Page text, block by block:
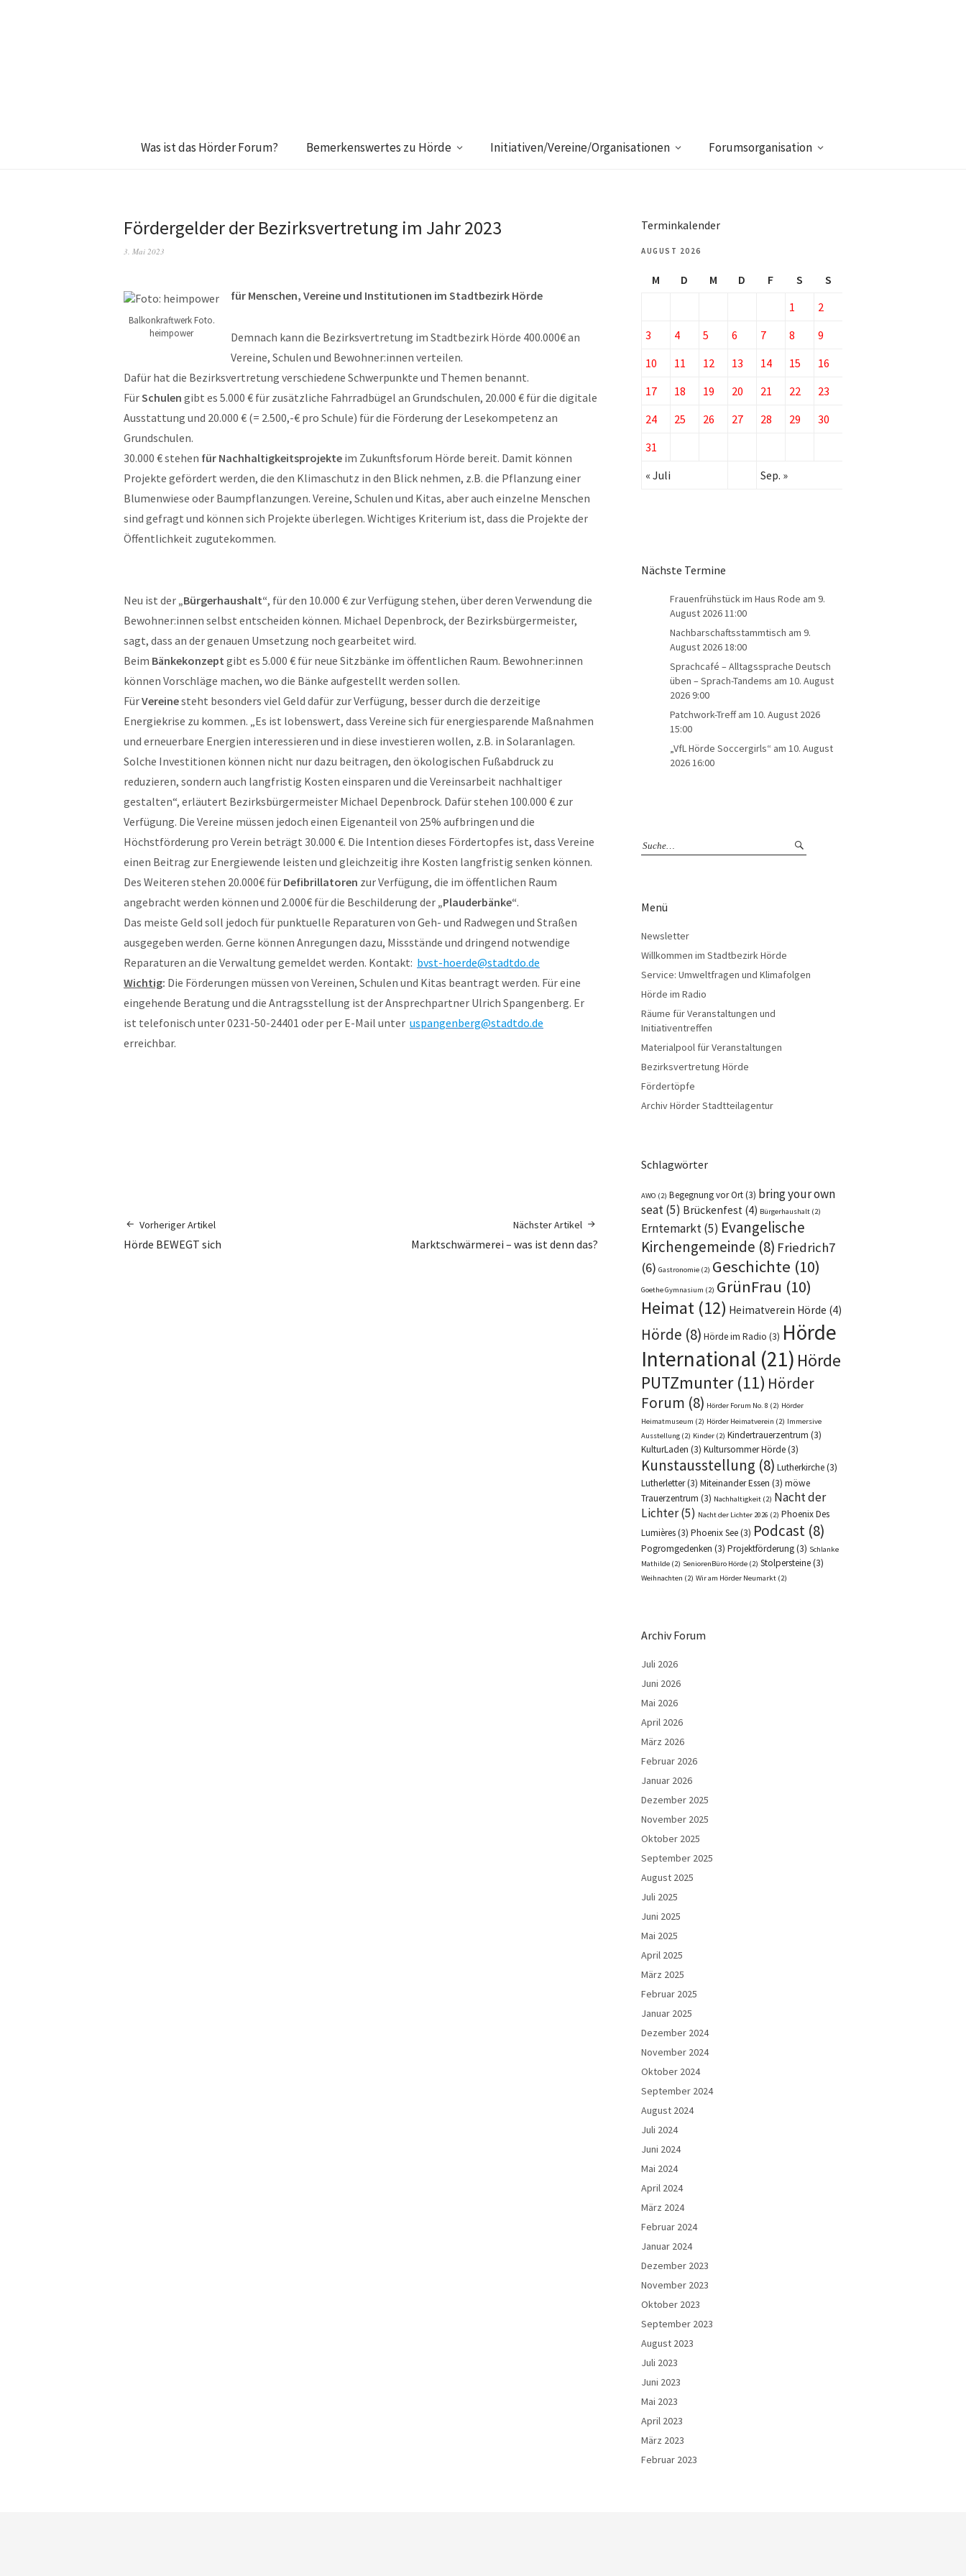
Was ist das Hörder Forum? Bemerkenswertes zu Hörde Initiativen/Vereine/Organisationen Forumsorganisation
Fördergelder der Bezirksvertretung im Jahr 2023
3. Mai 2023
Balkonkraftwerk Foto.
heimpower
für Menschen, Vereine und Institutionen im Stadtbezirk Hörde
Demnach kann die Bezirksvertretung im Stadtbezirk Hörde 400.000€ an
Vereine, Schulen und Bewohner:innen verteilen.
Dafür hat die Bezirksvertretung verschiedene Schwerpunkte und Themen benannt.
FürSchulen gibt es 5.000 € für zusätzliche Fahrradbügel an Grundschulen, 20.000 € für die digitale
Ausstattung und 20.000 € (= 2.500,-€ pro Schule) für die Förderung der Lesekompetenz an
Grundschulen.
30.000 € stehen für Nachhaltigkeitsprojekte im Zukunftsforum Hörde bereit. Damit können
Projekte gefördert werden, die den Klimaschutz in den Blick nehmen, z.B. die Pflanzung einer
Blumenwiese oder Baumpflanzungen. Vereine, Schulen und Kitas, aber auch einzelne Menschen
sind gefragt und können sich Projekte überlegen. Wichtiges Kriterium ist, dass die Projekte der
Öffentlichkeit zugutekommen.
Neu ist der „Bürgerhaushalt“, für den 10.000 € zur Verfügung stehen, über deren Verwendung die
Bewohner:innen selbst entscheiden können. Michael Depenbrock, der Bezirksbürgermeister,
sagt, dass an der genauen Umsetzung noch gearbeitet wird.
Beim Bänkekonzept gibt es 5.000 € für neue Sitzbänke im öffentlichen Raum. Bewohner:innen
können Vorschläge machen, wo die Bänke aufgestellt werden sollen.
FürVereinesteht besonders viel Geld dafür zur Verfügung, besser durch die derzeitige
Energiekrise zu kommen. „Es ist lobenswert, dass Vereine sich für energiesparende Maßnahmen
und erneuerbare Energien interessieren und in diese investieren wollen, z.B. in Solaranlagen.
Solche Investitionen können nicht nur dazu beitragen, den ökologischen Fußabdruck zu
reduzieren, sondern auch langfristig Kosten einsparen und die Vereinsarbeit nachhaltiger
gestalten“, erläutert Bezirksbürgermeister Michael Depenbrock. Dafür stehen 100.000 € zur
Verfügung. Die Vereine müssen jedoch einen Eigenanteil von 25% aufbringen und die
Höchstförderung pro Verein beträgt 30.000 €. Die Intention dieses Fördertopfes ist, dass Vereine
einen Beitrag zur Energiewende leisten und gleichzeitig ihre Kosten langfristig senken können.
Des Weiteren stehen 20.000€ für Defibrillatoren zur Verfügung, die im öffentlichen Raum
angebracht werden können und 2.000€ für die Beschilderung der „Plauderbänke“.
Das meiste Geld soll jedoch für punktuelle Reparaturen von Geh- und Radwegen und Straßen
ausgegeben werden. Gerne können Anregungen dazu, Missstände und dringend notwendige
Reparaturen an die Verwaltung gemeldet werden. Kontakt: bvst-hoerde@stadtdo.de
Wichtig: Die Förderungen müssen von Vereinen, Schulen und Kitas beantragt werden. Für eine
eingehende Beratung und die Antragsstellung ist der Ansprechpartner Ulrich Spangenberg. Er
ist telefonisch unter 0231-50-24401 oder per E-Mail unter uspangenberg@stadtdo.de
erreichbar.
Vorheriger Artikel
Hörde BEWEGT sich
Nächster Artikel
Marktschwärmerei – was ist denn das?
Terminkalender
AUGUST 2026
M D M D F S
S
1
2
3
4 5 6 7 8
9
10
11 12 13 14 15
16
17
18 19 20 21 22
23
24
25 26 27 28 29
30
31
« Juli
Sep. »
Nächste Termine
Frauenfrühstück im Haus Rode am 9.
August 2026 11:00
Nachbarschaftsstammtisch am 9.
August 2026 18:00
Sprachcafé – Alltagssprache Deutsch
üben – Sprach-Tandems am 10. August
2026 9:00
Patchwork-Treffam 10. August 2026
15:00
„VfL Hörde Soccergirls“ am 10. August
2026 16:00
Menü
Newsletter
Willkommen im Stadtbezirk Hörde
Service: Umweltfragen und Klimafolgen
Hörde im Radio
Räume für Veranstaltungen und
Initiativentreffen
Materialpool für Veranstaltungen
Bezirksvertretung Hörde
Fördertöpfe
Archiv Hörder Stadtteilagentur
Schlagwörter
AWO (2) Begegnung vor Ort(3) bring your own
seat(5) Brückenfest (4) Bürgerhaushalt (2)
Erntemarkt(5) Evangelische
Kirchengemeinde (8) Friedrich7
(6) Gastronomie (2) Geschichte (10)
Goethe Gymnasium (2) GrünFrau (10)
Heimat (12) Heimatverein Hörde (4)
Hörde (8) Hörde im Radio (3) Hörde
International (21) Hörde
PUTZmunter(11) Hörder
Forum (8) Hörder Forum No. 8 (2) Hörder
Heimatmuseum (2) Hörder Heimatverein (2) Immersive
Ausstellung (2) Kinder (2) Kindertrauerzentrum (3)
KulturLaden (3) Kultursommer Hörde(3)
Kunstausstellung (8) Lutherkirche(3)
Lutherletter(3) Miteinander Essen (3) möwe
Trauerzentrum (3) Nachhaltigkeit (2) Nacht der
Lichter(5) Nacht der Lichter 2026 (2) Phoenix Des
Lumières(3) Phoenix See(3) Podcast (8)
Pogromgedenken (3) Projektförderung(3) Schlanke
Mathilde (2) SeniorenBüro Hörde (2) Stolpersteine(3)
Weihnachten (2) Wir am Hörder Neumarkt (2)
Archiv Forum
Juli 2026
Juni 2026
Mai 2026
April 2026
März 2026
Februar 2026
Januar 2026
Dezember 2025
November 2025
Oktober 2025
September 2025
August 2025
Juli 2025
Juni 2025
Mai 2025
April 2025
März 2025
Februar 2025
Januar 2025
Dezember 2024
November 2024
Oktober 2024
September 2024
August 2024
Juli 2024
Juni 2024
Mai 2024
April 2024
März 2024
Februar 2024
Januar 2024
Dezember 2023
November 2023
Oktober 2023
September 2023
August 2023
Juli 2023
Juni 2023
Mai 2023
April 2023
März 2023
Februar 2023